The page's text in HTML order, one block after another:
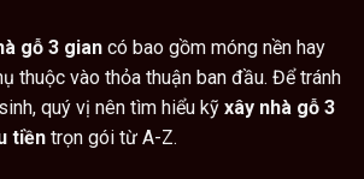
gỗ 3 gian có bao gồm móng nền hay
thuộc vào thỏa thuận ban đầu. Để tránh
quý vị nên tìm hiểu kỹ xây nhà gỗ 3
tiền trọn gói từ A-Z.